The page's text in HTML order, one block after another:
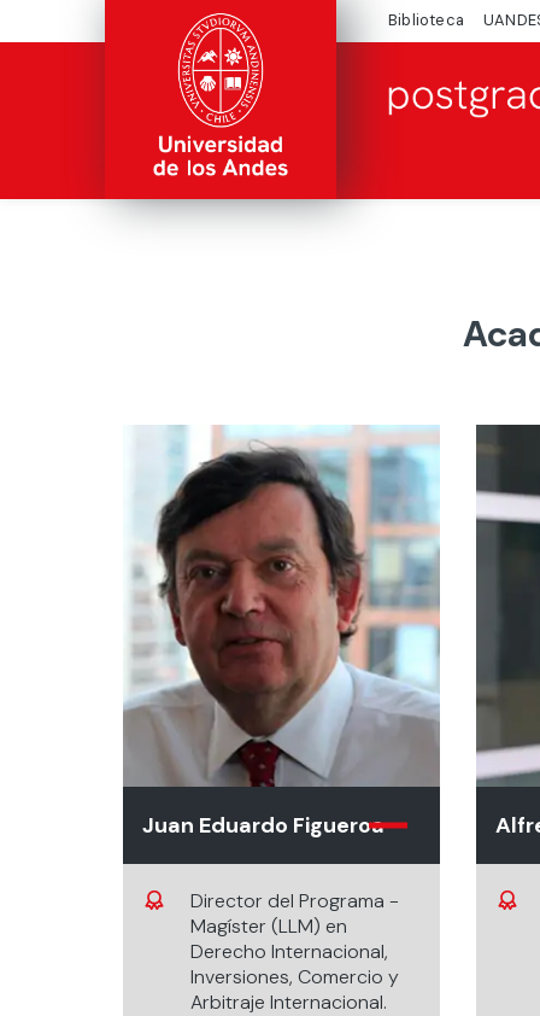
Biblioteca
Juan Eduardo Figueroa
Director del Programa -
Magíster (LLM) en
Derecho Internacional,
Inversiones, Comercio y
Arbitraje Internacional.